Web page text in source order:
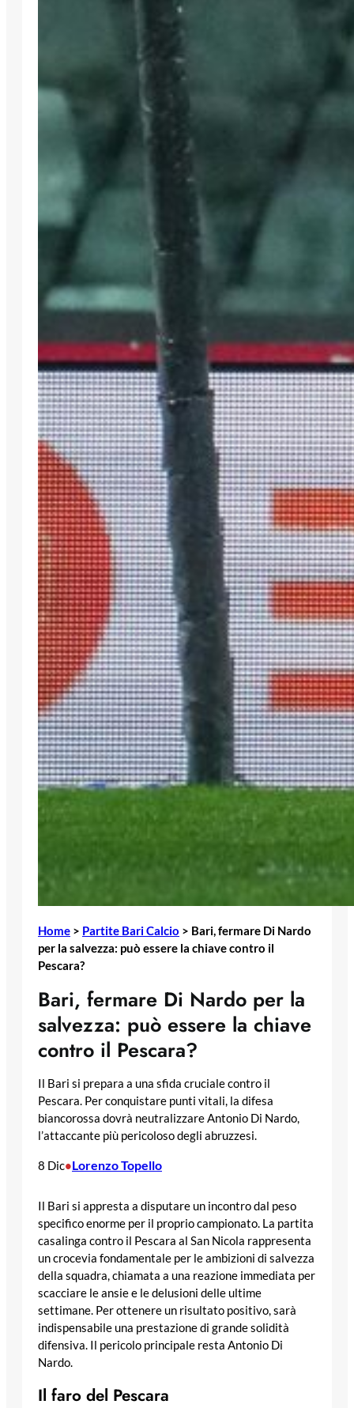
Home > Partite Bari Calcio > Bari, fermare Di Nardo
per la salvezza: può essere la chiave contro il
Pescara?
Bari, fermare Di Nardo per la
salvezza: può essere la chiave
contro il Pescara?
Il Bari si prepara a una sfida cruciale contro il
Pescara. Per conquistare punti vitali, la difesa
biancorossa dovrà neutralizzare Antonio Di Nardo,
l’attaccante più pericoloso degli abruzzesi.
8 Dic•Lorenzo Topello
Il Bari si appresta a disputare un incontro dal peso
specifico enorme per il proprio campionato. La partita
casalinga contro il Pescara al San Nicola rappresenta
un crocevia fondamentale per le ambizioni di salvezza
della squadra, chiamata a una reazione immediata per
scacciare le ansie e le delusioni delle ultime
settimane. Per ottenere un risultato positivo, sarà
indispensabile una prestazione di grande solidità
difensiva. Il pericolo principale resta Antonio Di
Nardo.
Il faro del Pescara